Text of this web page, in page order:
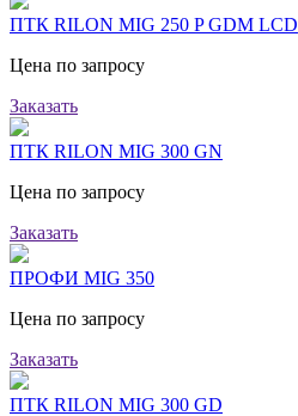
ПТК RILON MIG 250 P GDM LCD
Цена по запросу
Заказать
ПТК RILON MIG 300 GN
Цена по запросу
Заказать
ПРОФИ MIG 350
Цена по запросу
Заказать
ПТК RILON MIG 300 GD